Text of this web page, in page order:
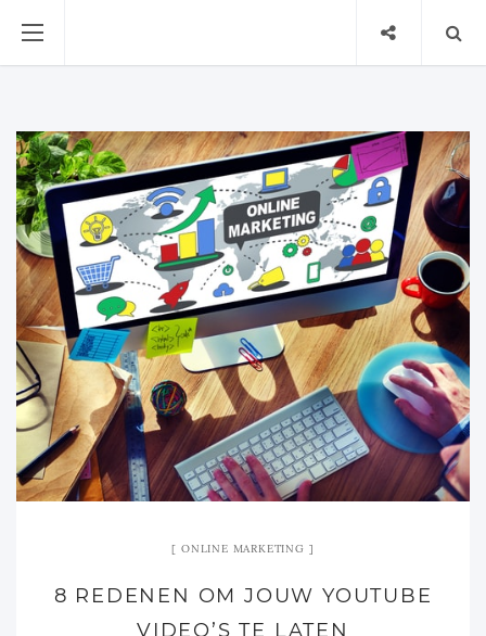
ONLINE MARKETING
8 REDENEN OM JOUW YOUTUBE
VIDEO’S TE LATEN